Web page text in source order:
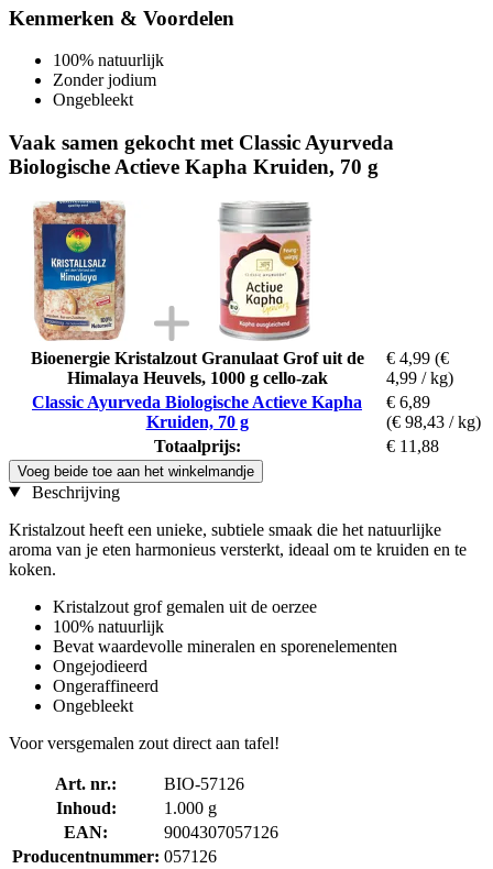
Kenmerken & Voordelen
100% natuurlijk
Zonder jodium
Ongebleekt
Vaak samen gekocht met Classic Ayurveda
Biologische Actieve Kapha Kruiden, 70 g
Bioenergie Kristalzout Granulaat Grof uit de
Himalaya Heuvels, 1000 g cello-zak
€ 4,99 (€
4,99 / kg)
Classic Ayurveda Biologische Actieve Kapha
Kruiden, 70 g
€ 6,89
(€ 98,43 / kg)
Totaalprijs:
€ 11,88
Voeg beide toe aan het winkelmandje
Beschrijving
Kristalzout heeft een unieke, subtiele smaak die het natuurlijke
aroma van je eten harmonieus versterkt, ideaal om te kruiden en te
koken.
Kristalzout grof gemalen uit de oerzee
100% natuurlijk
Bevat waardevolle mineralen en sporenelementen
Ongejodieerd
Ongeraffineerd
Ongebleekt
Voor versgemalen zout direct aan tafel!
Art. nr.:
BIO-57126
Inhoud:
1.000 g
EAN:
9004307057126
Producentnummer: 057126